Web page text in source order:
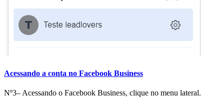
Acessando a conta no Facebook Business
Nº3– Acessando o Facebook Business, clique no menu lateral.